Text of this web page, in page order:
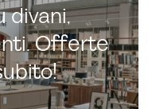
divani,
Offerte